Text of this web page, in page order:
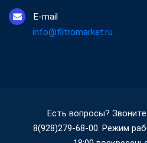
E-mail
info@filtromarket.ru
Есть вопросы?
8(928)279-68-00. Режим